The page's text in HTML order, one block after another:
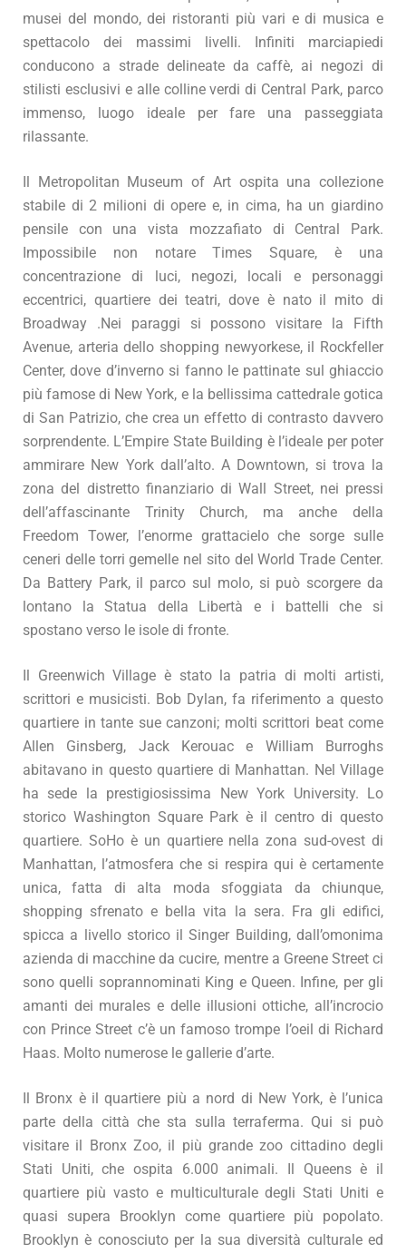
musei del mondo, dei ristoranti più vari e di musica e
spettacolo dei massimi livelli. Infiniti marciapiedi
conducono a strade delineate da caffè, ai negozi di
stilisti esclusivi e alle colline verdi di Central Park, parco
immenso, luogo ideale per fare una passeggiata
rilassante.
Il Metropolitan Museum of Art ospita una collezione
stabile di 2 milioni di opere e, in cima, ha un giardino
pensile con una vista mozzafiato di Central Park.
Impossibile non notare Times Square, è una
concentrazione di luci, negozi, locali e personaggi
eccentrici, quartiere dei teatri, dove è nato il mito di
Broadway .Nei paraggi si possono visitare la Fifth
Avenue, arteria dello shopping newyorkese, il Rockfeller
Center, dove d’inverno si fanno le pattinate sul ghiaccio
più famose di New York, e la bellissima cattedrale gotica
di San Patrizio, che crea un effetto di contrasto davvero
sorprendente. L’Empire State Building è l’ideale per poter
ammirare New York dall’alto. A Downtown, si trova la
zona del distretto finanziario di Wall Street, nei pressi
dell’affascinante Trinity Church, ma anche della
Freedom Tower, l’enorme grattacielo che sorge sulle
ceneri delle torri gemelle nel sito del World Trade Center.
Da Battery Park, il parco sul molo, si può scorgere da
lontano la Statua della Libertà e i battelli che si
spostano verso le isole di fronte.
Il Greenwich Village è stato la patria di molti artisti,
scrittori e musicisti. Bob Dylan, fa riferimento a questo
quartiere in tante sue canzoni; molti scrittori beat come
Allen Ginsberg, Jack Kerouac e William Burroghs
abitavano in questo quartiere di Manhattan. Nel Village
ha sede la prestigiosissima New York University. Lo
storico Washington Square Park è il centro di questo
quartiere. SoHo è un quartiere nella zona sud-ovest di
Manhattan, l’atmosfera che si respira qui è certamente
unica, fatta di alta moda sfoggiata da chiunque,
shopping sfrenato e bella vita la sera. Fra gli edifici,
spicca a livello storico il Singer Building, dall’omonima
azienda di macchine da cucire, mentre a Greene Street ci
sono quelli soprannominati King e Queen. Infine, per gli
amanti dei murales e delle illusioni ottiche, all’incrocio
con Prince Street c’è un famoso trompe l’oeil di Richard
Haas. Molto numerose le gallerie d’arte.
Il Bronx è il quartiere più a nord di New York, è l’unica
parte della città che sta sulla terraferma. Qui si può
visitare il Bronx Zoo, il più grande zoo cittadino degli
Stati Uniti, che ospita 6.000 animali. Il Queens è il
quartiere più vasto e multiculturale degli Stati Uniti e
quasi supera Brooklyn come quartiere più popolato.
Brooklyn è conosciuto per la sua diversità culturale ed